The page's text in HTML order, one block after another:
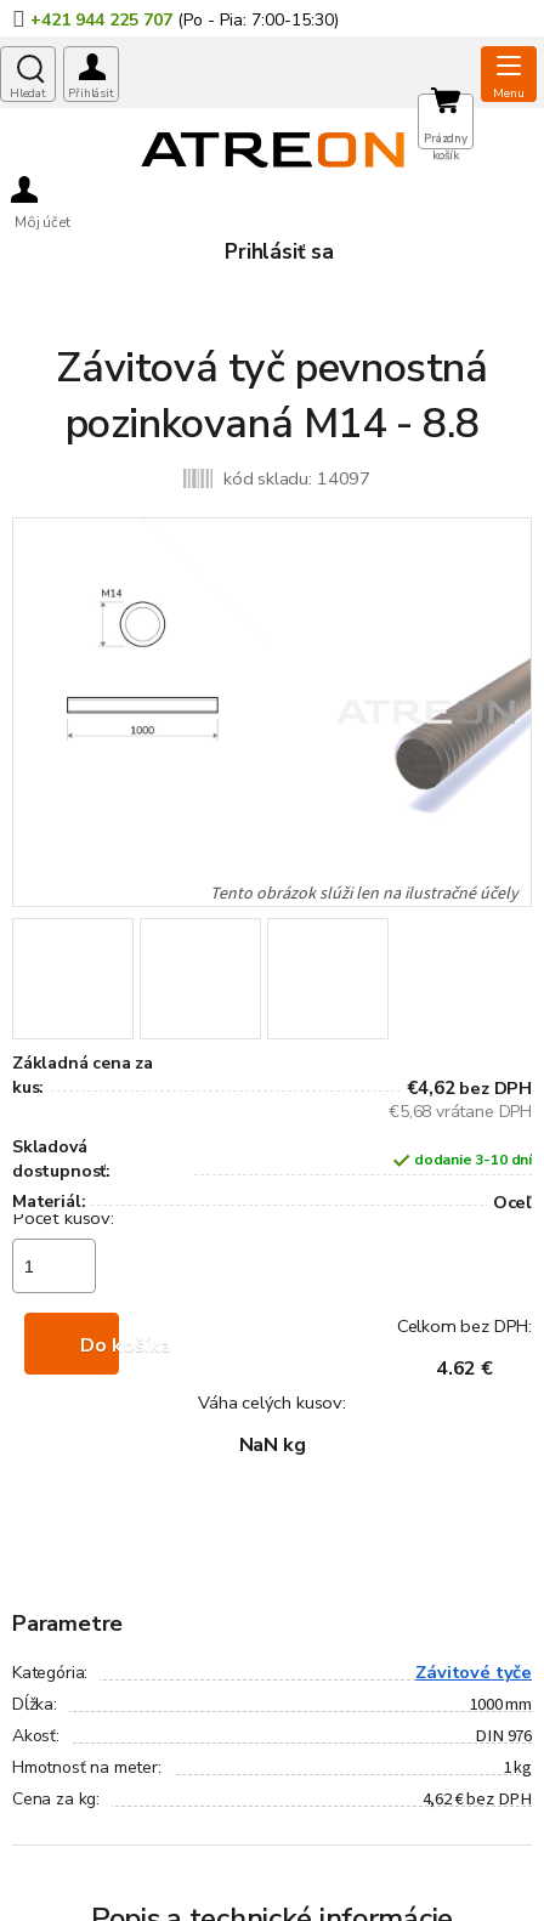
Prejsť
na
obsah
+421 944 225 707
Môj účet
Prihlásiť sa
NÁKUPNÝ
KOŠÍK
Prázdny
košík
Závitová tyč pevnostná
pozinkovaná M14 - 8.8
kód skladu: 14097
Základná cena za
kus:
€4,62 bez DPH
€5,68 vrátane DPH
Skladová
dostupnosť:
dodanie 3-10 dní
Materiál: Oceľ
Do košíka
Váha celých kusov:
NaN kg
Celkom bez DPH:
4.62 €
Parametre
Kategória: Závitové tyče
Dĺžka: 1000 mm
Akosť: DIN 976
Hmotnosť na meter: 1 kg
Cena za kg: 4,62 € bez DPH